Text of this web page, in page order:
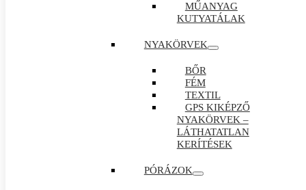
MŰANYAG
KUTYATÁLAK
NYAKÖRVEK
BŐR
FÉM
TEXTIL
GPS KIKÉPZŐ
NYAKÖRVEK –
LÁTHATATLAN
KERÍTÉSEK
PÓRÁZOK